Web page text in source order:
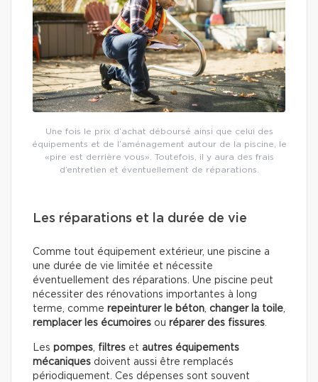
Une fois le prix d’achat déboursé ainsi que celui des
équipements et de l’aménagement autour de la piscine, le
«pire est derrière vous». Toutefois, il y aura des frais
d’entretien et éventuellement de réparations.
Les réparations et la durée de vie
Comme tout équipement extérieur, une piscine a
une durée de vie limitée et nécessite
éventuellement des réparations. Une piscine peut
nécessiter des rénovations importantes à long
terme, comme repeinturer le béton changer la toile
remplacer les écumoires ou réparer des fissures
Les pompes filtres et autres équipements
mécaniques doivent aussi être remplacés
périodiquement. Ces dépenses sont souvent